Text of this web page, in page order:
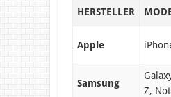
HERSTELLER
Apple
Samsung
Z,